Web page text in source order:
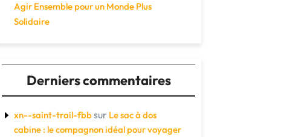
Agir Ensemble pour un Monde Plus
Solidaire
Derniers commentaires
xn--saint-trail-fbbsur Le sac à dos
cabine : le compagnon idéal pour voyager